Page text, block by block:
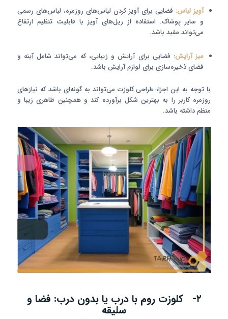
آویز لباس: فضایی برای آویز کردن لباس‌های روزمره، لباس‌های رسمی
و سایر پوشاک. استفاده از ریل‌های آویز با قابلیت تنظیم ارتفاع
می‌تواند مفید باشد.
میز آرایش: فضایی برای آرایش و زیبایی، که می‌تواند شامل آینه و
فضای ذخیره‌سازی برای لوازم آرایش باشد.
با توجه به این اجزا، طراحی کلوزت می‌تواند به گونه‌ای باشد که نیازهای
روزمره کاربر را به بهترین شکل برآورده کند و همچنین ظاهری زیبا و
منظم داشته باشد.
۲- کلوزت روم با درب یا بدون درب: فضا و
سلیقه